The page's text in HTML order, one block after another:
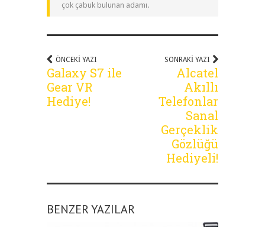
çok çabuk bulunan adamı.
ÖNCEKI YAZI
Galaxy S7 ile
Gear VR
Hediye!
SONRAKI YAZI
Alcatel
Akıllı
Telefonlar
Sanal
Gerçeklik
Gözlüğü
Hediyeli!
BENZER YAZILAR